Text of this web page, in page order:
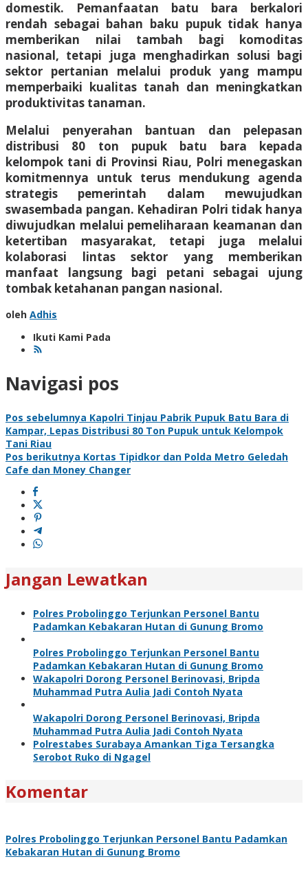
domestik. Pemanfaatan batu bara berkalori
rendah sebagai bahan baku pupuk tidak hanya
memberikan nilai tambah bagi komoditas
nasional, tetapi juga menghadirkan solusi bagi
sektor pertanian melalui produk yang mampu
memperbaiki kualitas tanah dan meningkatkan
produktivitas tanaman.
Melalui penyerahan bantuan dan pelepasan
distribusi 80 ton pupuk batu bara kepada
kelompok tani di Provinsi Riau, Polri menegaskan
komitmennya untuk terus mendukung agenda
strategis pemerintah dalam mewujudkan
swasembada pangan. Kehadiran Polri tidak hanya
diwujudkan melalui pemeliharaan keamanan dan
ketertiban masyarakat, tetapi juga melalui
kolaborasi lintas sektor yang memberikan
manfaat langsung bagi petani sebagai ujung
tombak ketahanan pangan nasional.
oleh Adhis
Ikuti Kami Pada
Navigasi pos
Pos sebelumnya Kapolri Tinjau Pabrik Pupuk Batu Bara di
Kampar, Lepas Distribusi 80 Ton Pupuk untuk Kelompok
Tani Riau
Pos berikutnya Kortas Tipidkor dan Polda Metro Geledah
Cafe dan Money Changer
Jangan Lewatkan
Polres Probolinggo Terjunkan Personel Bantu
Padamkan Kebakaran Hutan di Gunung Bromo
Polres Probolinggo Terjunkan Personel Bantu
Padamkan Kebakaran Hutan di Gunung Bromo
Wakapolri Dorong Personel Berinovasi, Bripda
Muhammad Putra Aulia Jadi Contoh Nyata
Wakapolri Dorong Personel Berinovasi, Bripda
Muhammad Putra Aulia Jadi Contoh Nyata
Polrestabes Surabaya Amankan Tiga Tersangka
Serobot Ruko di Ngagel
Komentar
Polres Probolinggo Terjunkan Personel Bantu Padamkan
Kebakaran Hutan di Gunung Bromo